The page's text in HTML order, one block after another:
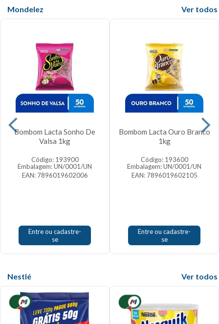
Mondelez
Bombom Lacta Sonho De
Valsa 1kg
Código: 193900
Embalagem: UN/0001/UN
EAN: 7896019602006
Entre ou cadastre-
se
Bombom Lacta Ouro Branco
1kg
Código: 193600
Embalagem: UN/0001/UN
EAN: 7896019602105
Entre ou cadastre-
se
Nestlé